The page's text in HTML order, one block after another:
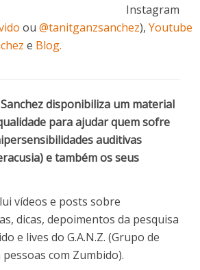
ou @tanitganzsanchez), Youtube
e Blog.
disponibiliza um material
para ajudar quem sofre
auditivas
e também os seus
vídeos e posts sobre
dicas, depoimentos da pesquisa
e lives do G.A.N.Z. (Grupo de
com Zumbido).